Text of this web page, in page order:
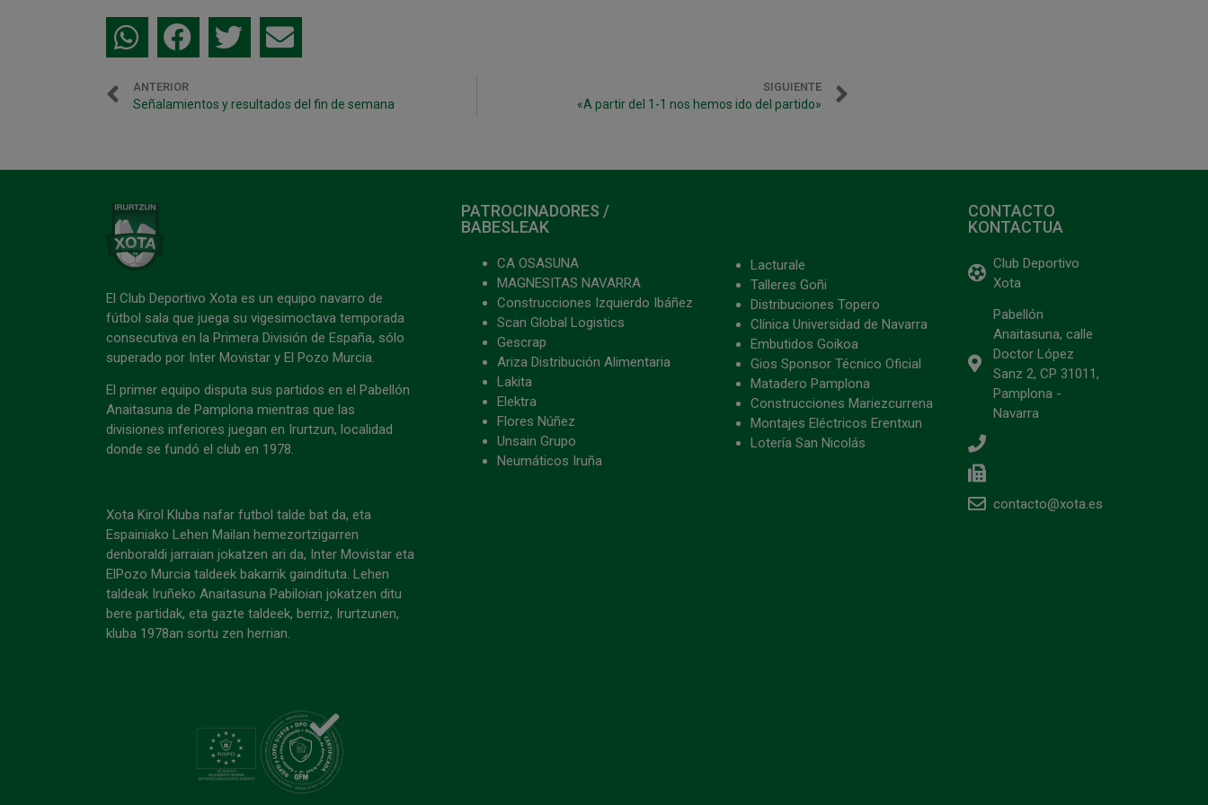
ANTERIOR
Señalamientos y resultados del fin de semana
SIGUIENTE
«A partir del 1-1 nos hemos ido del partido»
El Club Deportivo Xota es un equipo navarro de
fútbol sala que juega su vigesimoctava temporada
consecutiva en la Primera División de España, sólo
superado por Inter Movistar y El Pozo Murcia.
El primer equipo disputa sus partidos en el Pabellón
Anaitasuna de Pamplona mientras que las
divisiones inferiores juegan en Irurtzun, localidad
donde se fundó el club en 1978.
Xota Kirol Kluba nafar futbol talde bat da, eta
Espainiako Lehen Mailan hemezortzigarren
denboraldi jarraian jokatzen ari da, Inter Movistar eta
ElPozo Murcia taldeek bakarrik gaindituta. Lehen
taldeak Iruñeko Anaitasuna Pabiloian jokatzen ditu
bere partidak, eta gazte taldeek, berriz, Irurtzunen,
kluba 1978an sortu zen herrian.
PATROCINADORES /
BABESLEAK
CA OSASUNA
MAGNESITAS NAVARRA
Construcciones Izquierdo Ibáñez
Scan Global Logistics
Gescrap
Ariza Distribución Alimentaria
Lakita
Elektra
Flores Núñez
Unsain Grupo
Neumáticos Iruña
Lacturale
Talleres Goñi
Distribuciones Topero
Clínica Universidad de Navarra
Embutidos Goikoa
Gios Sponsor Técnico Oficial
Matadero Pamplona
Construcciones Mariezcurrena
Montajes Eléctricos Erentxun
Lotería San Nicolás
CONTACTO
KONTACTUA
Club Deportivo
Xota
Pabellón
Anaitasuna, calle
Doctor López
Sanz 2, CP 31011,
Pamplona -
Navarra
contacto@xota.es